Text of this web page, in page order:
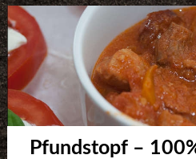
Pfundstopf –